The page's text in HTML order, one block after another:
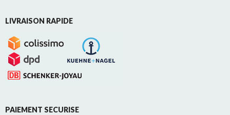
LIVRAISON RAPIDE
PAIEMENT SECURISE